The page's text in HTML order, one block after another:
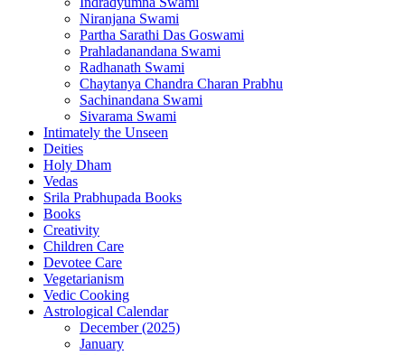
Niranjana Swami
Partha Sarathi Das Goswami
Prahladanandana Swami
Radhanath Swami
Chaytanya Chandra Charan Prabhu
Sachinandana Swami
Sivarama Swami
Intimately the Unseen
Deities
Holy Dham
Vedas
Srila Prabhupada Books
Books
Creativity
Children Care
Devotee Care
Vegetarianism
Vedic Cooking
Astrological Calendar
December (2025)
January